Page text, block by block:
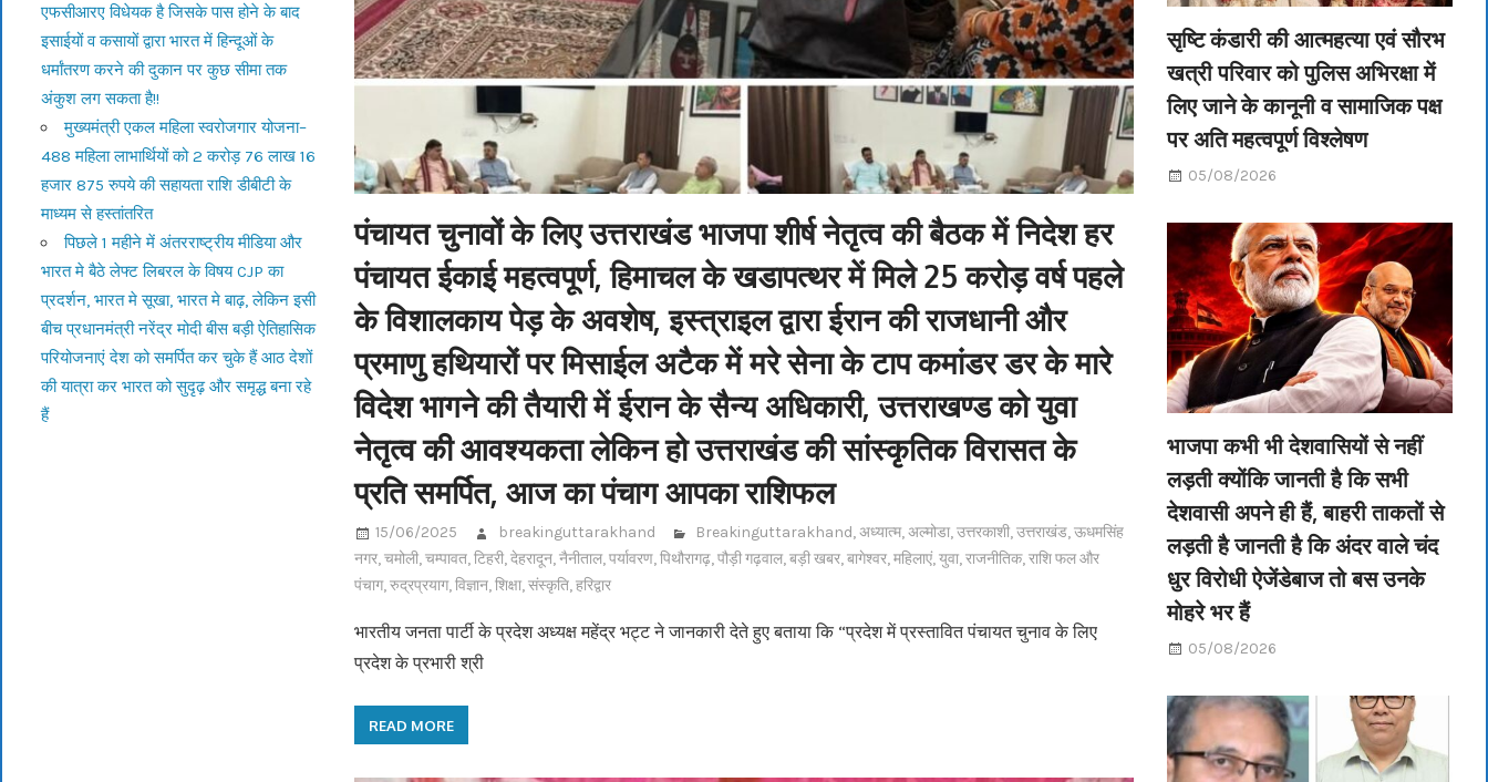
पंचायत चुनावों के लिए उत्तराखंड भाजपा शीर्ष नेतृत्व की बैठक में निदेश हर
पंचायत ईकाई महत्वपूर्ण, हिमाचल के खडापत्थर में मिले 25 करोड़ वर्ष पहले
के विशालकाय पेड़ के अवशेष, इस्त्राइल द्वारा ईरान की राजधानी और
प्रमाणु हथियारों पर मिसाईल अटैक में मरे सेना के टाप कमांडर डर के मारे
विदेश भागने की तैयारी में ईरान के सैन्य अधिकारी, उत्तराखण्ड को युवा
नेतृत्व की आवश्यकता लेकिन हो उत्तराखंड की सांस्कृतिक विरासत के
प्रति समर्पित, आज का पंचाग आपका राशिफल
15/06/2025 breakinguttarakhand Breakinguttarakhand,अध्यात्म,अल्मोडा,उत्तरकाशी,उत्तराखंड,ऊधमसिंह
नगर,चमोली,चम्पावत,टिहरी,देहरादून,नैनीताल,पर्यावरण,पिथौरागढ़,पौड़ी गढ़वाल,बड़ी खबर,बागेश्वर,महिलाएं,युवा,राजनीतिक,राशि फल और
पंचाग,रुद्रप्रयाग,विज्ञान,शिक्षा,संस्कृति,हरिद्वार
भारतीय जनता पार्टी के प्रदेश अध्यक्ष महेंद्र भट्ट ने जानकारी देते हुए बताया कि “प्रदेश में प्रस्तावित पंचायत चुनाव के लिए
प्रदेश के प्रभारी श्री
READ MORE
एफसीआरए विधेयक है जिसके पास होने के बाद
इसाईयों व कसायों द्वारा भारत में हिन्दूओं के
धर्मांतरण करने की दुकान पर कुछ सीमा तक
अंकुश लग सकता है!!
मुख्यमंत्री एकल महिला स्वरोजगार योजना–
488 महिला लाभार्थियों को 2 करोड़ 76 लाख 16
हजार 875 रुपये की सहायता राशि डीबीटी के
माध्यम से हस्तांतरित
पिछले 1 महीने में अंतरराष्ट्रीय मीडिया और
भारत मे बैठे लेफ्ट लिबरल के विषय CJP का
प्रदर्शन, भारत मे सूखा, भारत मे बाढ़, लेकिन इसी
बीच प्रधानमंत्री नरेंद्र मोदी बीस बड़ी ऐतिहासिक
परियोजनाएं देश को समर्पित कर चुके हैं आठ देशों
की यात्रा कर भारत को सुदृढ़ और समृद्ध बना रहे
हैं
सृष्टि कंडारी की आत्महत्या एवं सौरभ
खत्री परिवार को पुलिस अभिरक्षा में
लिए जाने के कानूनी व सामाजिक पक्ष
पर अति महत्वपूर्ण विश्लेषण
05/08/2026
भाजपा कभी भी देशवासियों से नहीं
लड़ती क्योंकि जानती है कि सभी
देशवासी अपने ही हैं, बाहरी ताकतों से
लड़ती है जानती है कि अंदर वाले चंद
धुर विरोधी ऐजेंडेबाज तो बस उनके
मोहरे भर हैं
05/08/2026